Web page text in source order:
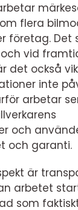
flera
företag. Det
vid
det också
inte
arbetar
och
och garanti.
är
arbetet
som